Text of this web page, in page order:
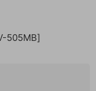
505MB]